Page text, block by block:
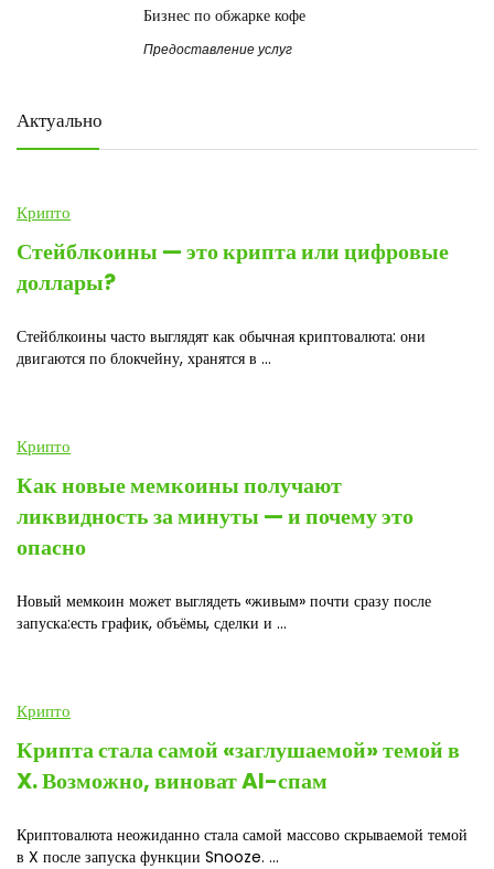
Бизнес по обжарке кофе
Предоставление услуг
Актуально
Крипто
Стейблкоины — это крипта или цифровые
доллары?
Стейблкоины часто выглядят как обычная криптовалюта: они
двигаются по блокчейну, хранятся в ...
Крипто
Как новые мемкоины получают
ликвидность за минуты — и почему это
опасно
Новый мемкоин может выглядеть «живым» почти сразу после
запуска:есть график, объёмы, сделки и ...
Крипто
Крипта стала самой «заглушаемой» темой в
X. Возможно, виноват AI-спам
Криптовалюта неожиданно стала самой массово скрываемой темой
в X после запуска функции Snooze. ...